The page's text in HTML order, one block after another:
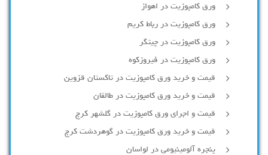
ورق کامپوزیت در اهواز
ورق کامپوزیت در رباط کریم
ورق کامپوزیت در چیتگر
ورق کامپوزیت در فیروزکوه
قیمت و خرید ورق کامپوزیت در تاکستان قزوین
قیمت و خرید ورق کامپوزیت در طالقان
قیمت و اجرای ورق کامپوزیت در گلشهر کرج
قیمت و خرید ورق کامپوزیت در گوهردشت کرج
پنجره آلومینیومی در لواسان